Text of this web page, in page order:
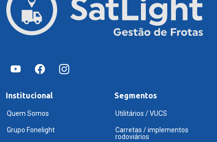
Institucional
Quem Somos
Grupo Fonelight
Segmentos
Utilitários / VUCS
Carretas / implementos
rodoviários